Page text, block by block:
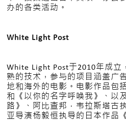
办的各类活动。
White Light Post
White Light Post于2010年成立
熟的技术，参与的项目涵盖广
地和海外的电影。电影作品包
和《以你的名字呼唤我》、以
路》、阿比查邦．韦拉斯塔古
亚导演杨毅恒执导的日本作品